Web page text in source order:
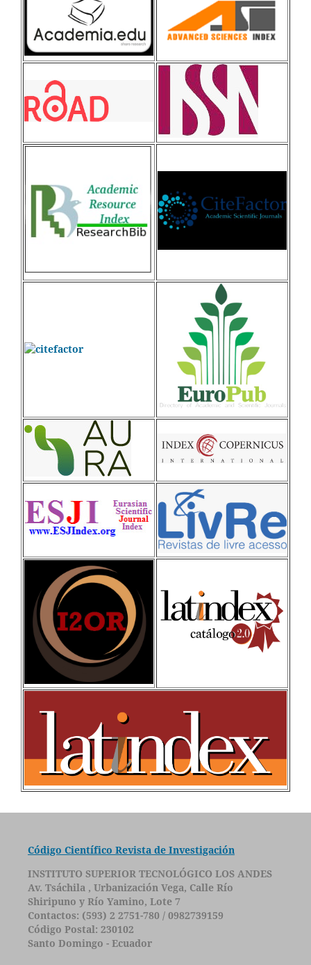
Código Científico Revista de Investigación
INSTITUTO SUPERIOR TECNOLÓGICO LOS ANDES
Av. Tsáchila , Urbanización Vega, Calle Río
Shiripuno y Río Yamino, Lote 7
Contactos: (593) 2 2751-780 / 0982739159
Código Postal: 230102
Santo Domingo - Ecuador